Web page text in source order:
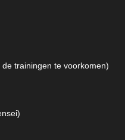
trainingen te voorkomen)